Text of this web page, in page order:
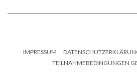
IMPRESSUM
TEILNAHMEBEDINGUNGEN